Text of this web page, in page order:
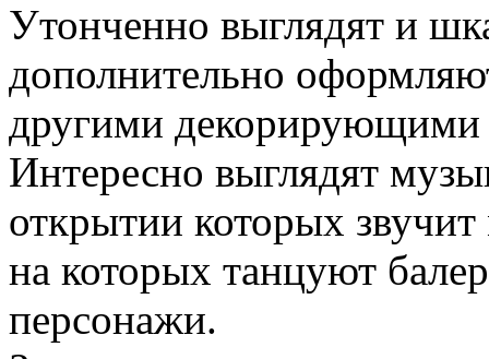
Утонченно выглядят и
дополнительно
другими декорирующими
Интересно выглядят
открытии которых
на которых танцуют
персонажи.